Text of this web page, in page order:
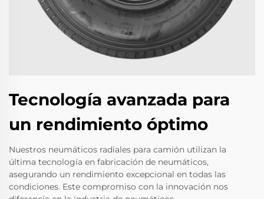
Tecnología avanzada para
un rendimiento óptimo
Nuestros neumáticos radiales para camión utilizan la
última tecnología en fabricación de neumáticos,
asegurando un rendimiento excepcional en todas las
condiciones. Este compromiso con la innovación nos